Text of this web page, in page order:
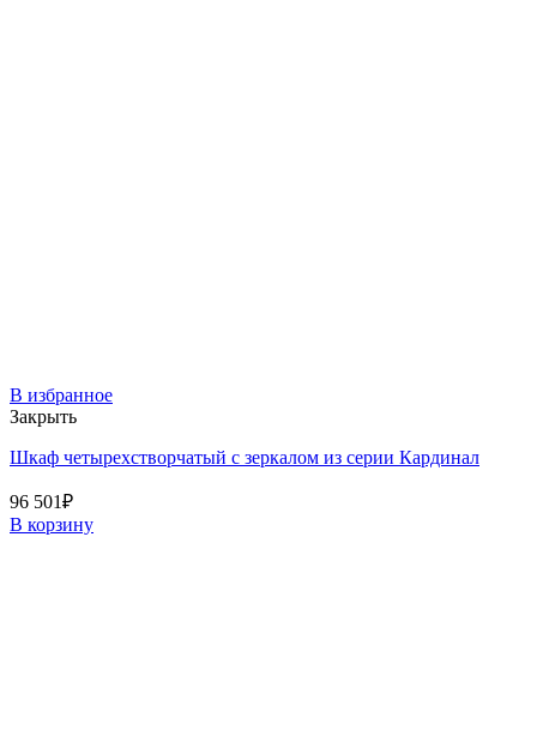
В избранное
Закрыть
Шкаф четырехстворчатый с зеркалом из серии Кардинал
96 501₽
В корзину